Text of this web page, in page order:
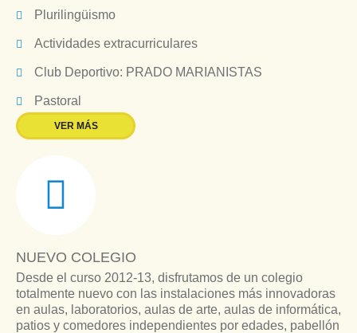
Plurilingüismo
Actividades extracurriculares
Club Deportivo: PRADO MARIANISTAS
Pastoral
VER MÁS
NUEVO COLEGIO
Desde el curso 2012-13, disfrutamos de un colegio
totalmente nuevo con las instalaciones más innovadoras
en aulas, laboratorios, aulas de arte, aulas de informática,
patios y comedores independientes por edades, pabellón